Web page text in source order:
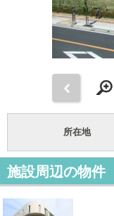
所在地
施設周辺の物件